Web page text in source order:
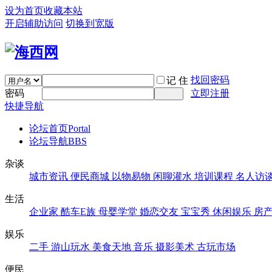
设为首页收藏本站
开启辅助访问 切换到宽版
记 住 找回密码
密码
立即注册
快捷导航
论坛首页Portal
论坛导航BBS
杂谈
城市资讯 便民商城 以物易物 闲聊灌水 培训课程 名人访
生活
企业家 酷车E族 母婴学堂 婚恋交友 宝宝秀 休闲娱乐 房
娱乐
二手 游山玩水 美食天地 音乐 摄影美术 古玩市场
便民